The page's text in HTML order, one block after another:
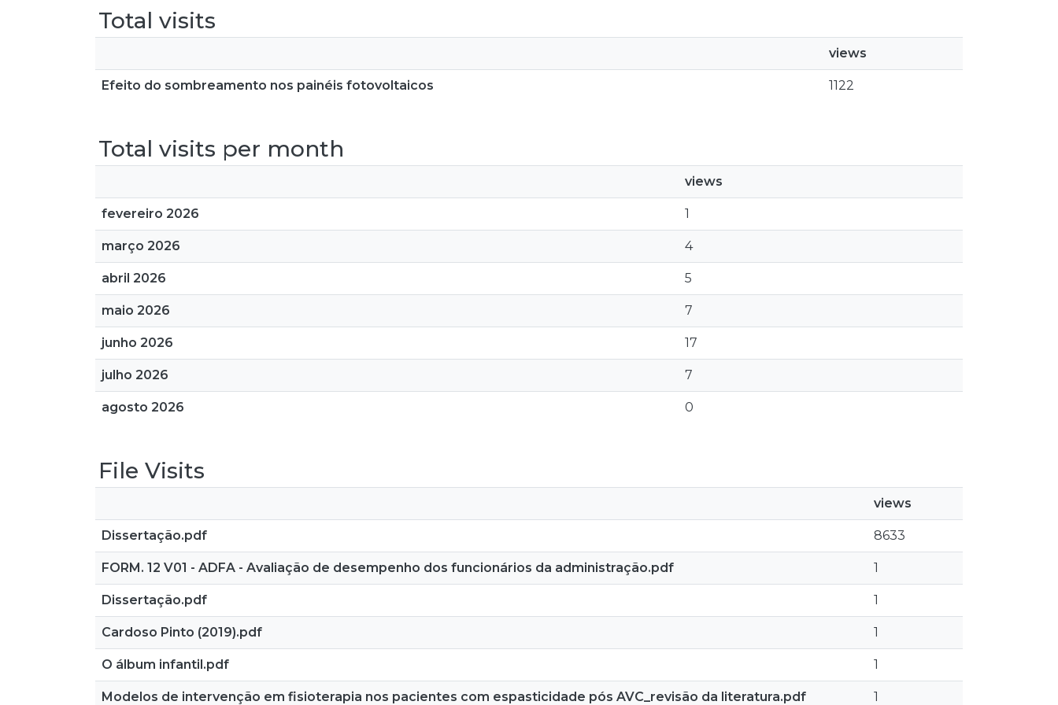
Total visits
views
Efeito do sombreamento nos painéis fotovoltaicos 1122
Total visits per month
views
fevereiro 2026 1
março 2026 4
abril 2026 5
maio 2026 7
junho 2026 17
julho 2026 7
agosto 2026 0
File Visits
views
Dissertação.pdf 8633
FORM. 12 V01 - ADFA - Avaliação de desempenho dos funcionários da administração.pdf 1
Dissertação.pdf 1
Cardoso Pinto (2019).pdf 1
O álbum infantil.pdf 1
Modelos de intervenção em fisioterapia nos pacientes com espasticidade pós AVC_revisão da literatura.pdf 1